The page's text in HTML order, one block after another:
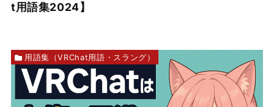
t用語集2024】
用語集（VRChat用語・スラング）